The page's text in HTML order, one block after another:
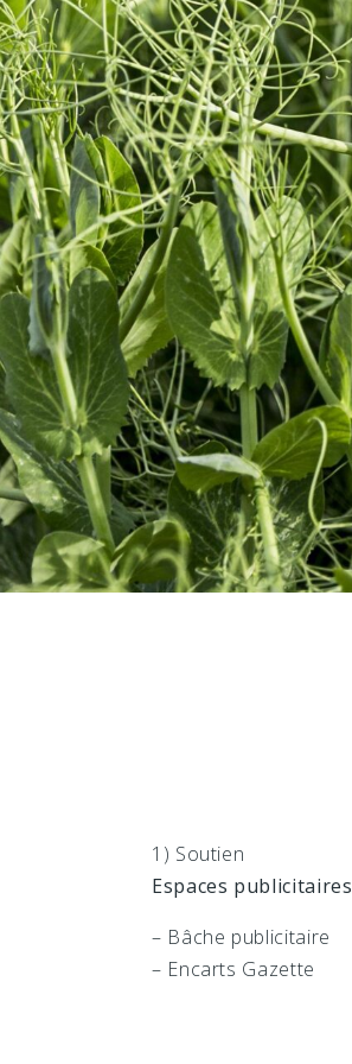
1) Soutien
Espaces publicitaires
– Bâche publicitaire
– Encarts Gazette